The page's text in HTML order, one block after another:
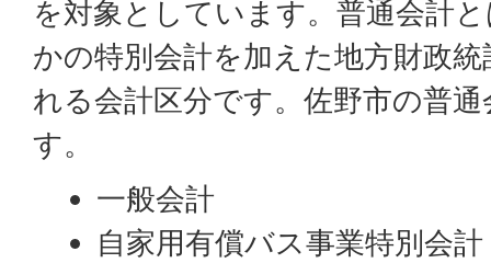
を対象としています。普通会計
かの特別会計を加えた地方財政
れる会計区分です。佐野市の普
す。
一般会計
自家用有償バス事業特別会計